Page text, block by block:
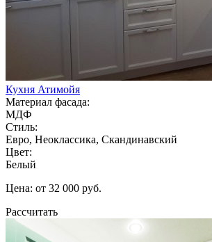
Кухня Атимойя
Материал фасада:
МДФ
Стиль:
Евро, Неоклассика, Скандинавский
Цвет:
Белый
Цена: от 32 000 руб.
Рассчитать